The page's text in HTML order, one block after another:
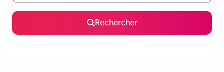
Rechercher